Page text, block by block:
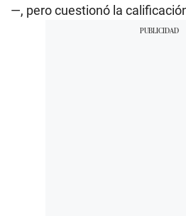
—, pero cuestionó la